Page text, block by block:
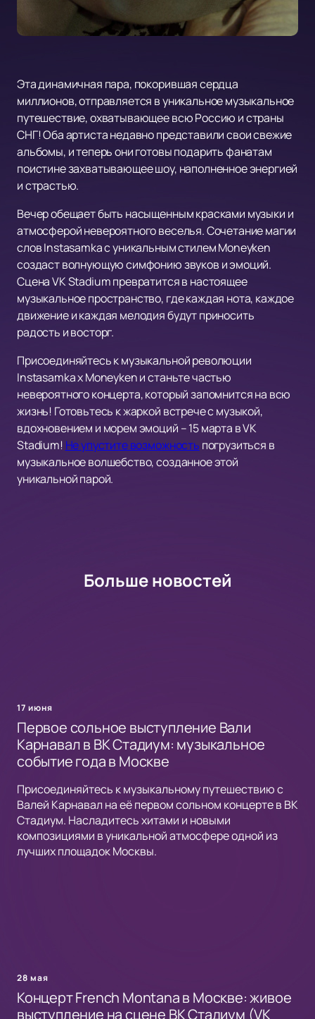
Эта динамичная пара, покорившая сердца
миллионов, отправляется в уникальное музыкальное
путешествие, охватывающее всю Россию и страны
СНГ! Оба артиста недавно представили свои свежие
альбомы, и теперь они готовы подарить фанатам
поистине захватывающее шоу, наполненное энергией
и страстью.
Вечер обещает быть насыщенным красками музыки и
атмосферой невероятного веселья. Сочетание магии
слов Instasamka с уникальным стилем Moneyken
создаст волнующую симфонию звуков и эмоций.
Сцена VK Stadium превратится в настоящее
музыкальное пространство, где каждая нота, каждое
движение и каждая мелодия будут приносить
радость и восторг.
Присоединяйтесь к музыкальной революции
Instasamka x Moneyken и станьте частью
невероятного концерта, который запомнится на всю
жизнь! Готовьтесь к жаркой встрече с музыкой,
вдохновением и морем эмоций – 15 марта в VK
Stadium! Не упустите возможность погрузиться в
музыкальное волшебство, созданное этой
уникальной парой.
Больше новостей
17 июня
Первое сольное выступление Вали
Карнавал в ВК Стадиум: музыкальное
событие года в Москве
Присоединяйтесь к музыкальному путешествию с
Валей Карнавал на её первом сольном концерте в ВК
Стадиум. Насладитесь хитами и новыми
композициями в уникальной атмосфере одной из
лучших площадок Москвы.
28 мая
Концерт French Montana в Москве: живое
выступление на сцене ВК Стадиум (VK